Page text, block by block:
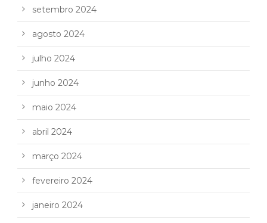
setembro 2024
agosto 2024
julho 2024
junho 2024
maio 2024
abril 2024
março 2024
fevereiro 2024
janeiro 2024